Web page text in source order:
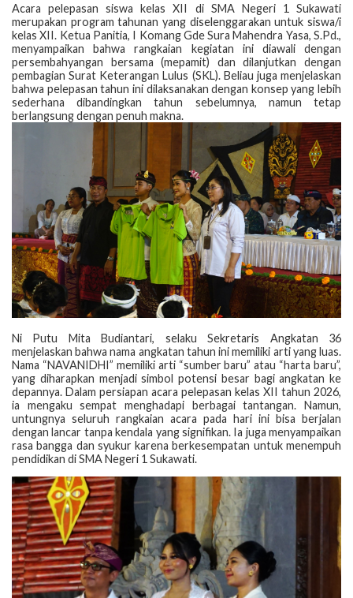
Acara pelepasan siswa kelas XII di SMA Negeri 1 Sukawati
merupakan program tahunan yang diselenggarakan untuk siswa/i
kelas XII. Ketua Panitia, I Komang Gde Sura Mahendra Yasa, S.Pd.,
menyampaikan bahwa rangkaian kegiatan ini diawali dengan
persembahyangan bersama (mepamit) dan dilanjutkan dengan
pembagian Surat Keterangan Lulus (SKL). Beliau juga menjelaskan
bahwa pelepasan tahun ini dilaksanakan dengan konsep yang lebih
sederhana dibandingkan tahun sebelumnya, namun tetap
berlangsung dengan penuh makna.
‎Ni Putu Mita Budiantari, selaku Sekretaris Angkatan 36
menjelaskan bahwa nama angkatan tahun ini memiliki arti yang luas.
Nama “NAVANIDHI” memiliki arti “sumber baru” atau “harta baru”,
yang diharapkan menjadi simbol potensi besar bagi angkatan ke
depannya. Dalam persiapan acara pelepasan kelas XII tahun 2026,
ia mengaku sempat menghadapi berbagai tantangan. Namun,
untungnya seluruh rangkaian acara pada hari ini bisa berjalan
dengan lancar tanpa kendala yang signifikan. Ia juga menyampaikan
rasa bangga dan syukur karena berkesempatan untuk menempuh
pendidikan di SMA Negeri 1 Sukawati.